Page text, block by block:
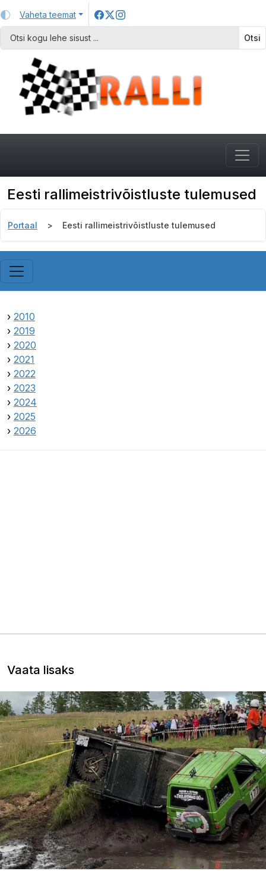
Vaheta teemat
Otsi
Eesti rallimeistrivõistluste tulemused
Portaal Eesti rallimeistrivõistluste tulemused
› 2010
› 2019
› 2020
› 2021
› 2022
› 2023
› 2024
› 2025
› 2026
Vaata lisaks